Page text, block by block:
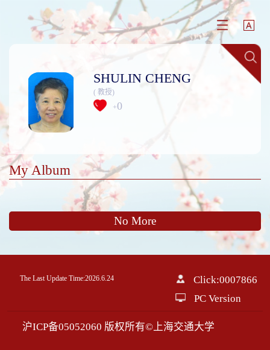
SHULIN CHENG
( 教授)
+0
My Album
No More
The Last Update Time:2026.6.24 Click:0007866
PC Version
沪ICP备05052060 版权所有©上海交通大学